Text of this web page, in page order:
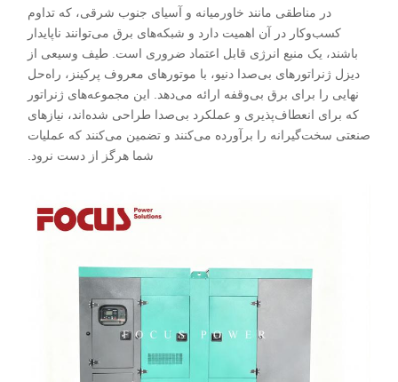
در مناطقی مانند خاورمیانه و آسیای جنوب شرقی، که تداوم
کسب‌وکار در آن اهمیت دارد و شبکه‌های برق می‌توانند ناپایدار
باشند، یک منبع انرژی قابل اعتماد ضروری است. طیف وسیعی از
دیزل ژنراتورهای بی‌صدا دنیو، با موتورهای معروف پرکینز، راه‌حل
نهایی را برای برق بی‌وقفه ارائه می‌دهد. این مجموعه‌های ژنراتور
که برای انعطاف‌پذیری و عملکرد بی‌صدا طراحی شده‌اند، نیازهای
صنعتی سخت‌گیرانه را برآورده می‌کنند و تضمین می‌کنند که عملیات
شما هرگز از دست نرود.